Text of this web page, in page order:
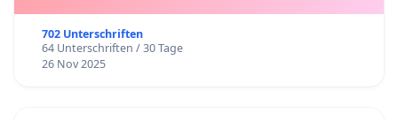
702 Unterschriften
64 Unterschriften / 30 Tage
26 Nov 2025